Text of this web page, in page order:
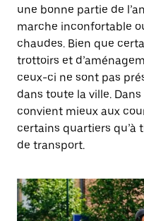
une bonne partie de
marche inconfortable
chaudes. Bien que
trottoirs et
ceux-ci ne sont pas
dans toute la ville.
convient mieux aux
certains quartiers qu’à
de transport.